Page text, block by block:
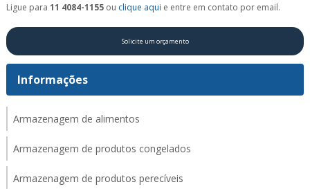
Ligue para 11 4084-1155 ou clique aqui e entre em contato por email.
Solicite um orçamento
Informações
Armazenagem de alimentos
Armazenagem de produtos congelados
Armazenagem de produtos perecíveis